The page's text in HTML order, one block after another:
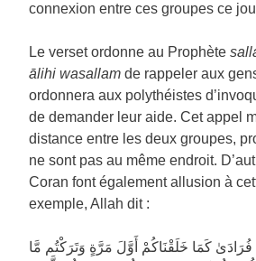
connexion entre ces groupes ce
Le verset ordonne au Prophète
ālihi wasallam de rappeler aux
ordonnera aux polythéistes
de demander leur aide. Cet appel
distance entre les deux groupes,
ne sont pas au même endroit.
Coran font également allusion à
exemple, Allah dit :
فُرَادَىٰ كَمَا خَلَقْنَاكُمْ أَوَّلَ مَرَّةٍ وَتَرَكْتُم مَّا